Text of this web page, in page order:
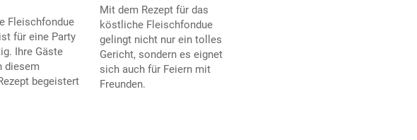
Fleischfondue
für eine Party
Ihre Gäste
diesem
begeistert
Mit dem Rezept für das
köstliche Fleischfondue
gelingt nicht nur ein tolles
Gericht, sondern es eignet
sich auch für Feiern mit
Freunden.